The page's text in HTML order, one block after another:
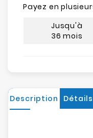
Payez en
Jusqu'à
36 mois
Description Détails